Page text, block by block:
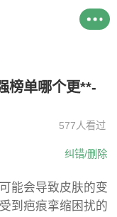
榜单哪个更**-
577人看过
纠错/删除
能会导致皮肤的变
到疤痕挛缩困扰的